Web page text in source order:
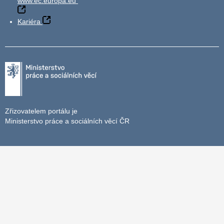
Kariéra
Zřizovatelem portálu je
Ministerstvo práce a sociálních věcí ČR